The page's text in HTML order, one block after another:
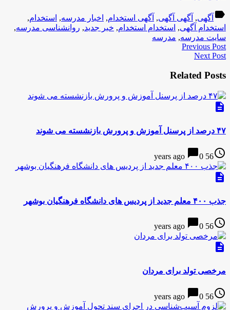
label آگهی, آگهی آگهی, آگهی استخدام, اخبار مدرسه, استخدام,
استخدام آگهی, استخدام استخدام, خبر جدید, روانشناسی مدرسه,
سایت مدرسه, مدرسه
Previous Post
Next Post
Related Posts
description
۴۷ درصد از پرسنل آموزش و پرورش بازنشسته می شوند
access_time
56 years ago
chat_bubble0
description
جذب ۴۰۰ معلم جدید از پردیس های دانشگاه فرهنگیان بوشهر
access_time
56 years ago
chat_bubble0
description
مرخصی تولد برای مردان
access_time
56 years ago
chat_bubble0